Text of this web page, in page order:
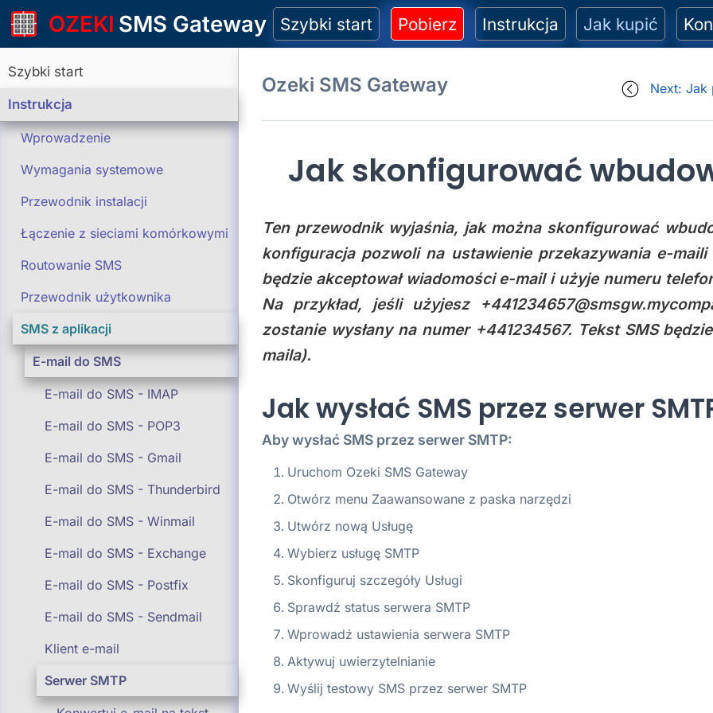
OZEKI SMS Gateway Szybki start Pobierz Instrukcja Jak kupić
Szybki start
Instrukcja
Wprowadzenie
Wymagania systemowe
Przewodnik instalacji
Łączenie z sieciami komórkowymi
Routowanie SMS
Przewodnik użytkownika
SMS z aplikacji
E-mail do SMS
E-mail do SMS - IMAP
E-mail do SMS - POP3
E-mail do SMS - Gmail
E-mail do SMS - Thunderbird
E-mail do SMS - Winmail
E-mail do SMS - Exchange
E-mail do SMS - Postfix
E-mail do SMS - Sendmail
Klient e-mail
Serwer SMTP
Ozeki SMS Gateway Next: Jak
Jak skonfigurować
Ten przewodnik wyjaśnia, jak można skonfigurować
konfiguracja pozwoli na ustawienie przekazywania e-maili
będzie akceptował wiadomości e-mail i użyje numeru
Na przykład, jeśli użyjesz
zostanie wysłany na numer +441234567. Tekst SMS
maila).
Jak wysłać SMS przez serwer
Aby wysłać SMS przez serwer SMTP:
Uruchom Ozeki SMS Gateway
Otwórz menu Zaawansowane z paska narzędzi
Utwórz nową Usługę
Wybierz usługę SMTP
Skonfiguruj szczegóły Usługi
Sprawdź status serwera SMTP
Wprowadź ustawienia serwera SMTP
Aktywuj uwierzytelnianie
Wyślij testowy SMS przez serwer SMTP